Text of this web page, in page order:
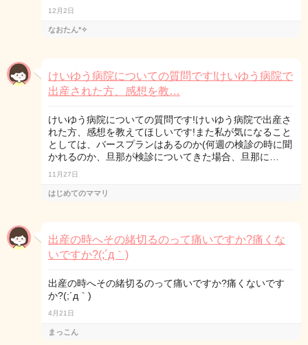
12月2日
なおたん*✧︎
けいゆう病院についての質問です!けいゆう病院で
出産された方、感想を教…
けいゆう病院についての質問です!けいゆう病院で出産さ
れた方、感想を教えてほしいです!また私が気になること
としては、バースプランはあるのか(何週の検診の時に聞
かれるのか、旦那が検診についてきた場合、旦那に…
11月27日
はじめてのママリ
出産の時へその緒切るのって痛いですか?痛くな
いですか?(;´д｀)
出産の時へその緒切るのって痛いですか?痛くないです
か?(;´д｀)
4月21日
まっこん